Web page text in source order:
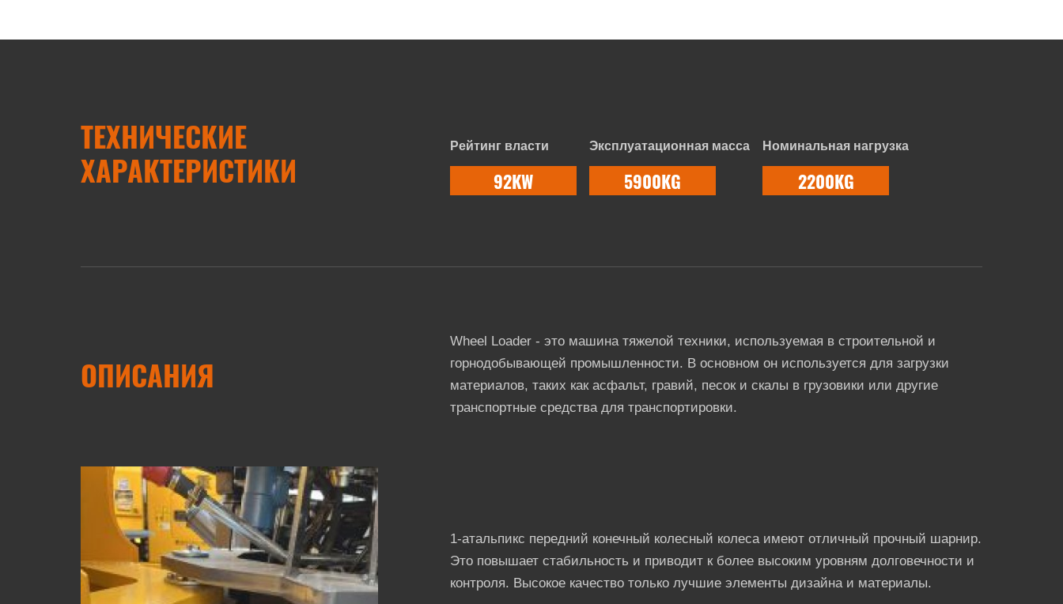
ТЕХНИЧЕСКИЕ
ХАРАКТЕРИСТИКИ Рейтинг власти
92KW
Эксплуатационная масса
5900KG
Номинальная нагрузка
2200KG
ОПИСАНИЯ
Wheel Loader - это машина тяжелой техники, используемая в строительной и
горнодобывающей промышленности. В основном он используется для загрузки
материалов, таких как асфальт, гравий, песок и скалы в грузовики или другие
транспортные средства для транспортировки.
1-атальпикс передний конечный колесный колеса имеют отличный прочный шарнир.
Это повышает стабильность и приводит к более высоким уровням долговечности и
контроля. Высокое качество только лучшие элементы дизайна и материалы.